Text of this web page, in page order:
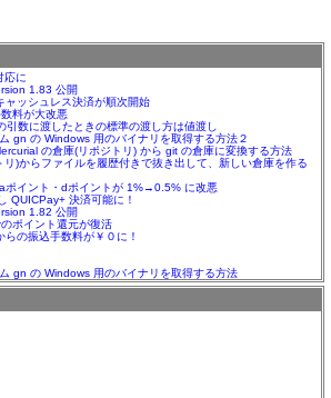
応に
1.83 公開
ッシュレス決済が順次開始
料が大改悪
数に渡したときの標準の渡し方は値渡し
gn の Windows 用のバイナリを取得する方法２
の倉庫(リポジトリ) から git の倉庫に変換する方法
)からファイルを履歴付きで抜き出して、新しい倉庫を作る
ポイント・dポイントが 1%→0.5% に改悪
QUICPay+ 決済可能に！
1.82 公開
ポイント還元が復活
の振込手数料が￥０に！
gn の Windows 用のバイナリを取得する方法